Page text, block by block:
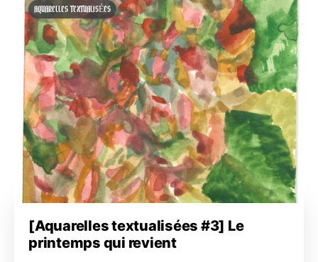
AQUARELLES TEXTUALISÉES
[Aquarelles textualisées #3] Le
printemps qui revient